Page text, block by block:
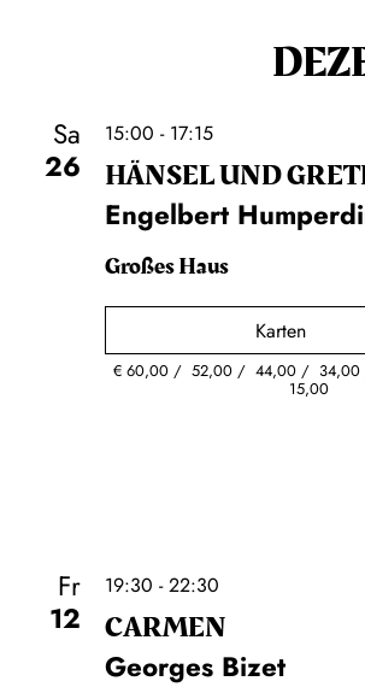
Sa
26
15:00 - 17:15
HÄNSEL UND
Engelbert
Großes Haus
Karten
€60,00 52,00 44,00 34,00
15,00
Fr
12
19:30 - 22:30
CARMEN
Georges Bizet